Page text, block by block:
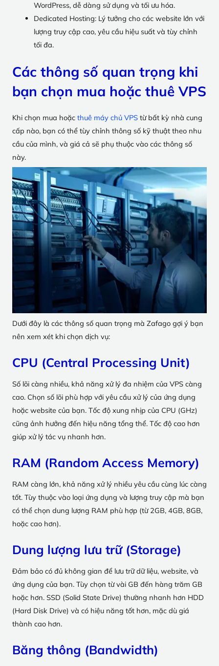
WordPress, dễ dàng sử dụng và tối ưu hóa.
Dedicated Hosting: Lý tưởng cho các website lớn với
lượng truy cập cao, yêu cầu hiệu suất và tùy chỉnh
tối đa.
Các thông số quan trọng khi
bạn chọn mua hoặc thuê VPS
Khi chọn mua hoặc thuê máy chủ VPS từ bất kỳ nhà cung
cấp nào, bạn có thể tùy chỉnh thông số kỹ thuật theo nhu
cầu của mình, và giá cả sẽ phụ thuộc vào các thông số
này.
Dưới đây là các thông số quan trọng mà Zafago gợi ý bạn
nên xem xét khi chọn dịch vụ:
CPU (Central Processing Unit)
Số lõi càng nhiều, khả năng xử lý đa nhiệm của VPS càng
cao. Chọn số lõi phù hợp với yêu cầu xử lý của ứng dụng
hoặc website của bạn. Tốc độ xung nhịp của CPU (GHz)
cũng ảnh hưởng đến hiệu năng tổng thể. Tốc độ cao hơn
giúp xử lý tác vụ nhanh hơn.
RAM (Random Access Memory)
RAM càng lớn, khả năng xử lý nhiều yêu cầu cùng lúc càng
tốt. Tùy thuộc vào loại ứng dụng và lượng truy cập mà bạn
có thể chọn dung lượng RAM phù hợp (từ 2GB, 4GB, 8GB,
hoặc cao hơn).
Dung lượng lưu trữ (Storage)
Đảm bảo có đủ không gian để lưu trữ dữ liệu, website, và
ứng dụng của bạn. Tùy chọn từ vài GB đến hàng trăm GB
hoặc hơn. SSD (Solid State Drive) thường nhanh hơn HDD
(Hard Disk Drive) và có hiệu năng tốt hơn, mặc dù giá
thành cao hơn.
Băng thông (Bandwidth)